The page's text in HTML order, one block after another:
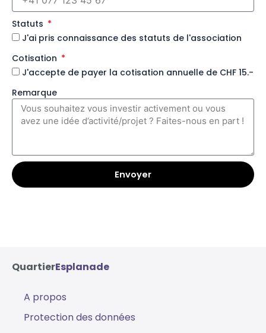
Statuts
J'ai pris connaissance des statuts de l'association
Cotisation
J'accepte de payer la cotisation annuelle de CHF 15.-
Remarque
Envoyer
QuartierEsplanade
A propos
Protection des données